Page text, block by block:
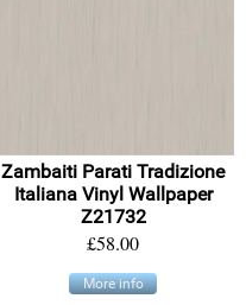
Zambaiti Parati Tradizione
Italiana Vinyl Wallpaper
Z21732
£58.00
More info